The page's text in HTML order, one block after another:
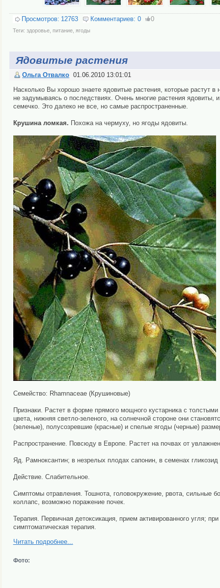
Просмотров: 12763 Комментариев: 0 0
Теги: здоровье, питание, ягоды
Ядовитые растения
Ольга Отвалко 01.06.2010 13:01:01
Насколько Вы хорошо знаете ядовитые растения, которые растут
не задумываясь о последствиях. Очень многие растения ядовиты,
семечко. Это далеко не все, но самые распространенные.
Крушина ломкая. Похожа на чермуху, но ягоды ядовиты.
Семейство: Rhamnaceae (Крушиновые)
Признаки. Растет в форме прямого мощного кустарника с
цвета, нижняя светло-зеленого, на солнечной стороне они
(зеленые), полусозревшие (красные) и спелые ягоды (черные)
Распространение. Повсюду в Европе. Растет на почвах от
Яд. Рамноксантин; в незрелых плодах сапонин, в семенах
Действие. Слабительное.
Симптомы отравления. Тошнота, головокружение, рвота, сильные
коллапс, возможно поражение почек.
Терапия. Первичная детоксикация, прием активированного угля;
симптоматическая терапия.
Читать подробнее...
Фото: